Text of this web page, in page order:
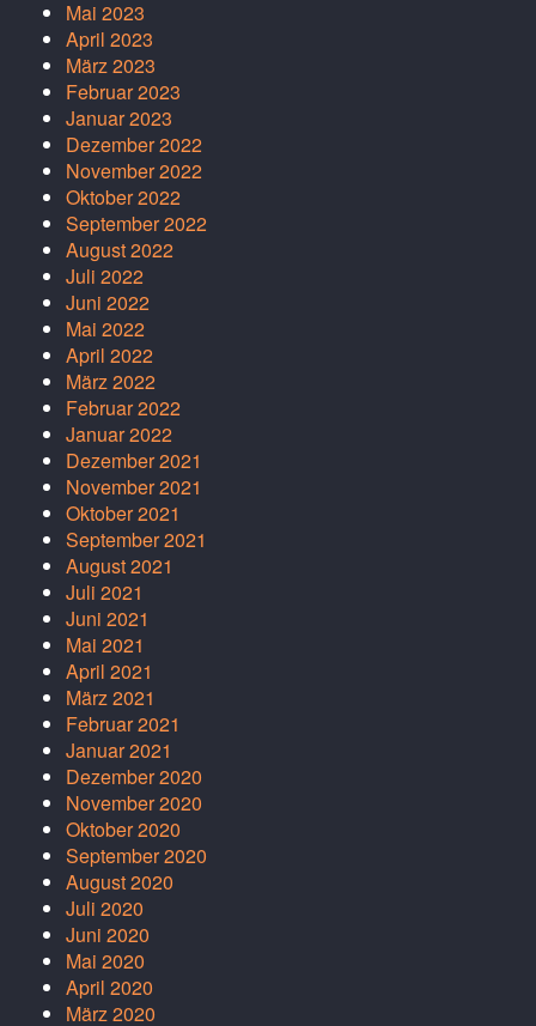
Mai 2023
April 2023
März 2023
Februar 2023
Januar 2023
Dezember 2022
November 2022
Oktober 2022
September 2022
August 2022
Juli 2022
Juni 2022
Mai 2022
April 2022
März 2022
Februar 2022
Januar 2022
Dezember 2021
November 2021
Oktober 2021
September 2021
August 2021
Juli 2021
Juni 2021
Mai 2021
April 2021
März 2021
Februar 2021
Januar 2021
Dezember 2020
November 2020
Oktober 2020
September 2020
August 2020
Juli 2020
Juni 2020
Mai 2020
April 2020
März 2020